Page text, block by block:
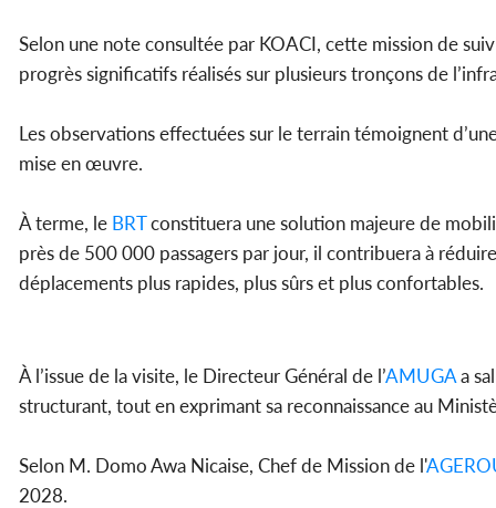
Selon une note consultée par KOACI, cette mission de
progrès significatifs réalisés sur plusieurs tronçons de
Les observations effectuées sur le terrain témoignent
mise en œuvre.
À terme, le BRTconstituera une solution majeure de
près de 500 000 passagers par jour, il contribuera à
déplacements plus rapides, plus sûrs et plus confortables.
À l’issue de la visite, le Directeur Général de l’AMUGAa
structurant, tout en exprimant sa reconnaissance au
Selon M. Domo Awa Nicaise, Chef de Mission de l'
2028.